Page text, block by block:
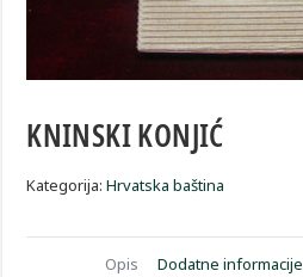
KNINSKI KONJIĆ
Kategorija:Hrvatska baština
Opis Dodatne informacije